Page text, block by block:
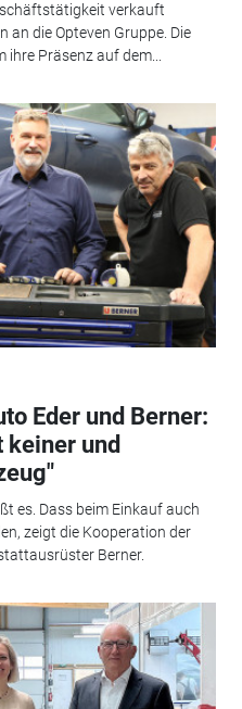
verkauft
an die Opteven Gruppe. Die
ihre Präsenz auf dem...
Eder und Berner:
und
es. Dass beim Einkauf auch
zeigt die Kooperation der
Berner.